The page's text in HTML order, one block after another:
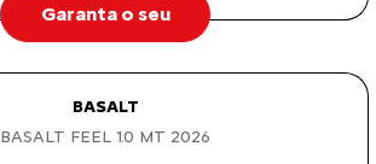
Garanta o seu
BASALT
BASALT FEEL 1.0 MT 2026